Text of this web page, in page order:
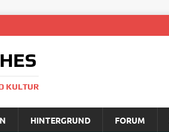
KULTUR
HINTERGRUND FORUM